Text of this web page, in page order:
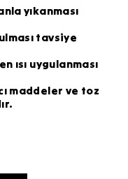
yıkanması
tavsiye
ısı uygulanması
maddeler ve toz